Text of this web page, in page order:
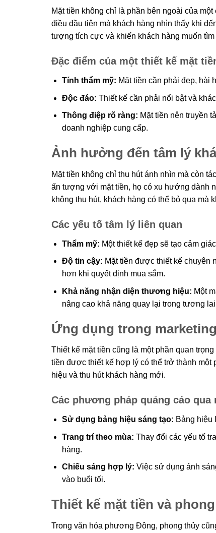
Mặt tiền không chỉ là phần bên ngoài của
điều đầu tiên mà khách hàng nhìn thấy khi
tượng tích cực và khiến khách hàng muốn
Đặc điểm của một thiết kế mặt
Tính thẩm mỹ: Mặt tiền cần phải đẹp, hài
Độc đáo: Thiết kế cần phải nổi bật và
Thông điệp rõ ràng: Mặt tiền nên truyền
doanh nghiệp cung cấp.
Ảnh hưởng đến tâm lý
Mặt tiền không chỉ thu hút ánh nhìn mà còn
ấn tượng với mặt tiền, họ có xu hướng dành
không thu hút, khách hàng có thể bỏ qua mà
Các yếu tố tâm lý liên quan
Thẩm mỹ: Một thiết kế đẹp sẽ tạo cảm
Độ tin cậy: Mặt tiền được thiết kế chuyên
hơn khi quyết định mua sắm.
Khả năng nhận diện thương hiệu: Một
nâng cao khả năng quay lại trong tương
Ứng dụng trong
Thiết kế mặt tiền cũng là một phần quan
tiền được thiết kế hợp lý có thể trở thành
hiệu và thu hút khách hàng mới.
Các phương pháp quảng cáo qua
Sử dụng bảng hiệu sáng tạo: Bảng hiệu
Trang trí theo mùa: Thay đổi các yếu tố
hàng.
Chiếu sáng hợp lý: Việc sử dụng ánh
vào buổi tối.
Thiết kế mặt tiền và
Trong văn hóa phương Đông, phong thủy